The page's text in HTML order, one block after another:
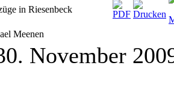
in Riesenbeck
Meenen
November